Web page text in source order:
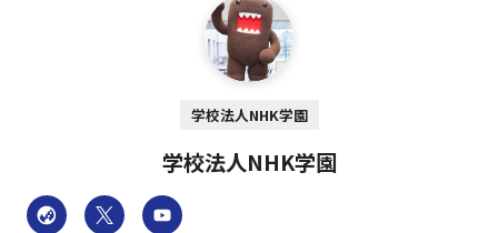
学校法人NHK学園
学校法人NHK学園